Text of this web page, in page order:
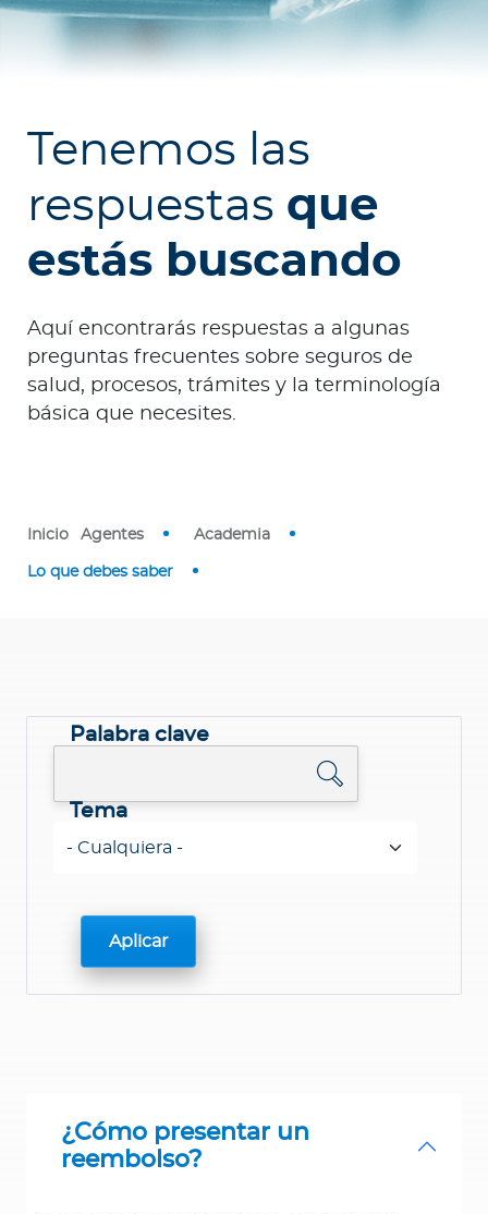
o
r
Ingresar a Mi Bupa
Para Agentes
Red de Salud
Contáctanos
Tenemos las
respuestas que
estás buscando
Aquí encontrarás respuestas a algunas
preguntas frecuentes sobre seguros de
salud, procesos, trámites y la terminología
básica que necesites.
Inicio Agentes Academia
Lo que debes saber
Palabra clave
Tema
¿Cómo presentar un
reembolso?